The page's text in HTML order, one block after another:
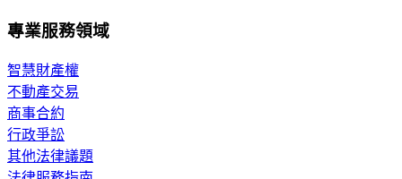
專業服務領域
智慧財產權
不動產交易
商事合約
行政爭訟
其他法律議題